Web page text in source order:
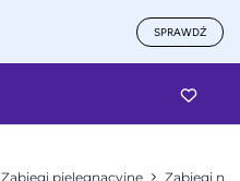
SPRAWDŹ
Zabiegi pielęgnacyjne Zabiegi na